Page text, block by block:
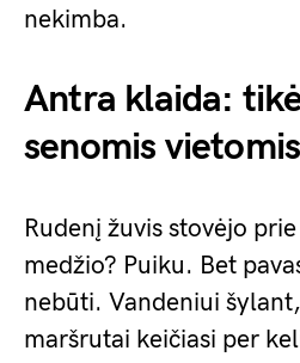
nekimba.
Antra klaida:
senomis vietomis
Rudenį žuvis stovėjo
medžio? Puiku. Bet
nebūti. Vandeniui
maršrutai keičiasi per